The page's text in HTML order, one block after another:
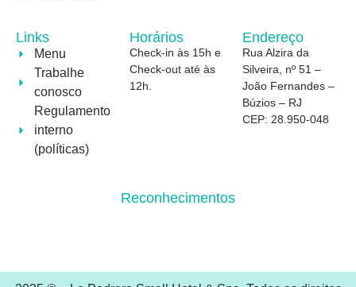
Links
Menu
Trabalhe
conosco
Regulamento
interno
(políticas)
Horários
Check-in às 15h e
Check-out até às
12h.
Endereço
Rua Alzira da
Silveira, nº 51 –
João Fernandes –
Búzios – RJ
CEP: 28.950-048
Reconhecimentos